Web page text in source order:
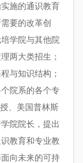
施的通识教育
要的改革创
学院与其他院
两大类招生；
与知识结构；
院系的各个专
、美国普林斯
院院长，提出
教育和专业教
向未来的可持